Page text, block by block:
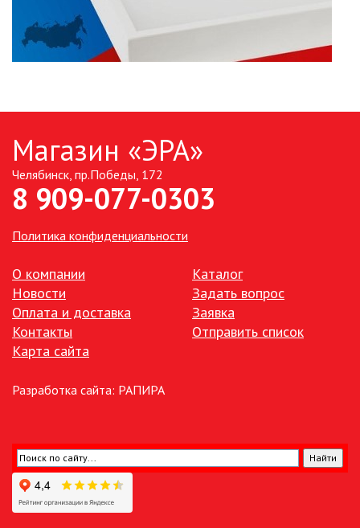
Магазин «ЭРА»
Челябинск, пр.Победы, 172
8 909-077-0303
Политика конфиденциальности
О компании
Новости
Оплата и доставка
Контакты
Карта сайта
Каталог
Задать вопрос
Заявка
Отправить список
Разработка сайта: РАПИРА